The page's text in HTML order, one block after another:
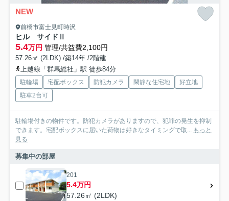
NEW
前橋市富士見町時沢
ヒル サイドⅡ
5.4万円 管理/共益費2,100円
57.26㎡ (2LDK) /築14年 /2階建
上越線「群馬総社」駅 徒歩84分
駐輪場 宅配ボックス 防犯カメラ 閑静な住宅地
好立地
駐車2台可
駐輪場付きの物件です。防犯カメラがありますので、犯罪の発生を抑制
できます。宅配ボックスに届いた荷物は好きなタイミングで取... もっと
見る
募集中の部屋
201
5.4万円
57.26㎡ (2LDK)